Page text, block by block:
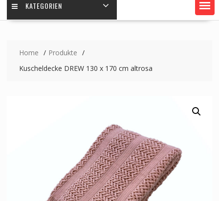
KATEGORIEN
Home
Produkte
Kuscheldecke DREW 130 x 170 cm altrosa